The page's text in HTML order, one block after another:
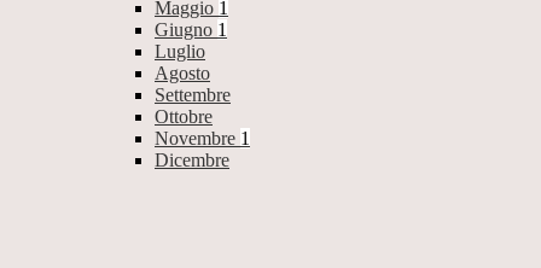
Maggio 1
Giugno 1
Luglio
Agosto
Settembre
Ottobre
Novembre 1
Dicembre